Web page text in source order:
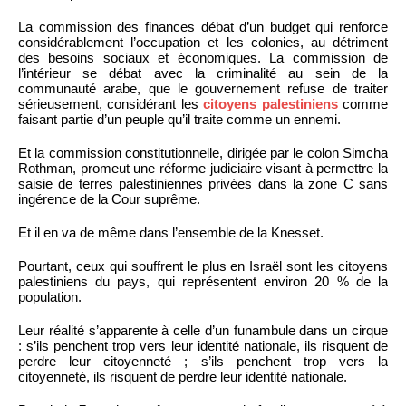
La commission des finances débat d’un budget qui renforce
considérablement l’occupation et les colonies, au détriment
des besoins sociaux et économiques. La commission de
l’intérieur se débat avec la criminalité au sein de la
communauté arabe, que le gouvernement refuse de traiter
sérieusement, considérant lescitoyens palestinienscomme
faisant partie d’un peuple qu’il traite comme un ennemi.
Et la commission constitutionnelle, dirigée par le colon Simcha
Rothman, promeut une réforme judiciaire visant à permettre la
saisie de terres palestiniennes privées dans la zone C sans
ingérence de la Cour suprême.
Et il en va de même dans l’ensemble de la Knesset.
Pourtant, ceux qui souffrent le plus en Israël sont les citoyens
palestiniens du pays, qui représentent environ 20 % de la
population.
Leur réalité s’apparente à celle d’un funambule dans un cirque
: s’ils penchent trop vers leur identité nationale, ils risquent de
perdre leur citoyenneté ; s’ils penchent trop vers la
citoyenneté, ils risquent de perdre leur identité nationale.